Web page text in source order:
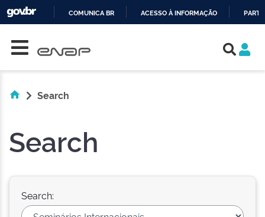
COMUNICA BR ACESSO À INFORMAÇÃO
Search
Search
Search: